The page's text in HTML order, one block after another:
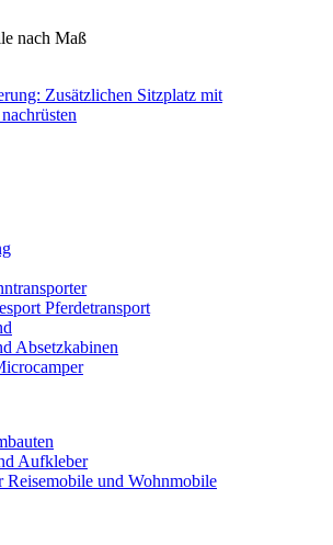
nach Maß
Zusätzlichen Sitzplatz mit
Pferdetransport
Absetzkabinen
Aufkleber
Reisemobile und Wohnmobile